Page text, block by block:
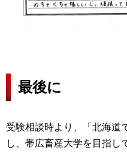
最後に
受験相談時より、「北海道
し、帯広畜産大学を目指し